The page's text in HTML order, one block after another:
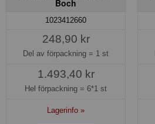
Boch
1023412660
248,90 kr
Del av förpackning = 1 st
1.493,40 kr
Hel förpackning = 6*1 st
Lagerinfo »